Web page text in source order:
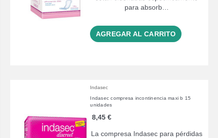
para absorb…
AGREGAR AL CARRITO
Indasec
Indasec compresa incontinencia maxi b 15
unidades
8,45 €
La compresa Indasec para pérdidas